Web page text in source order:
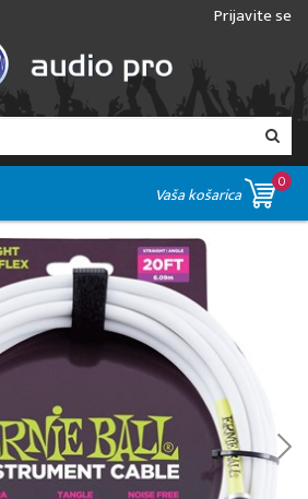
Prijavite se
Vaša košarica
0